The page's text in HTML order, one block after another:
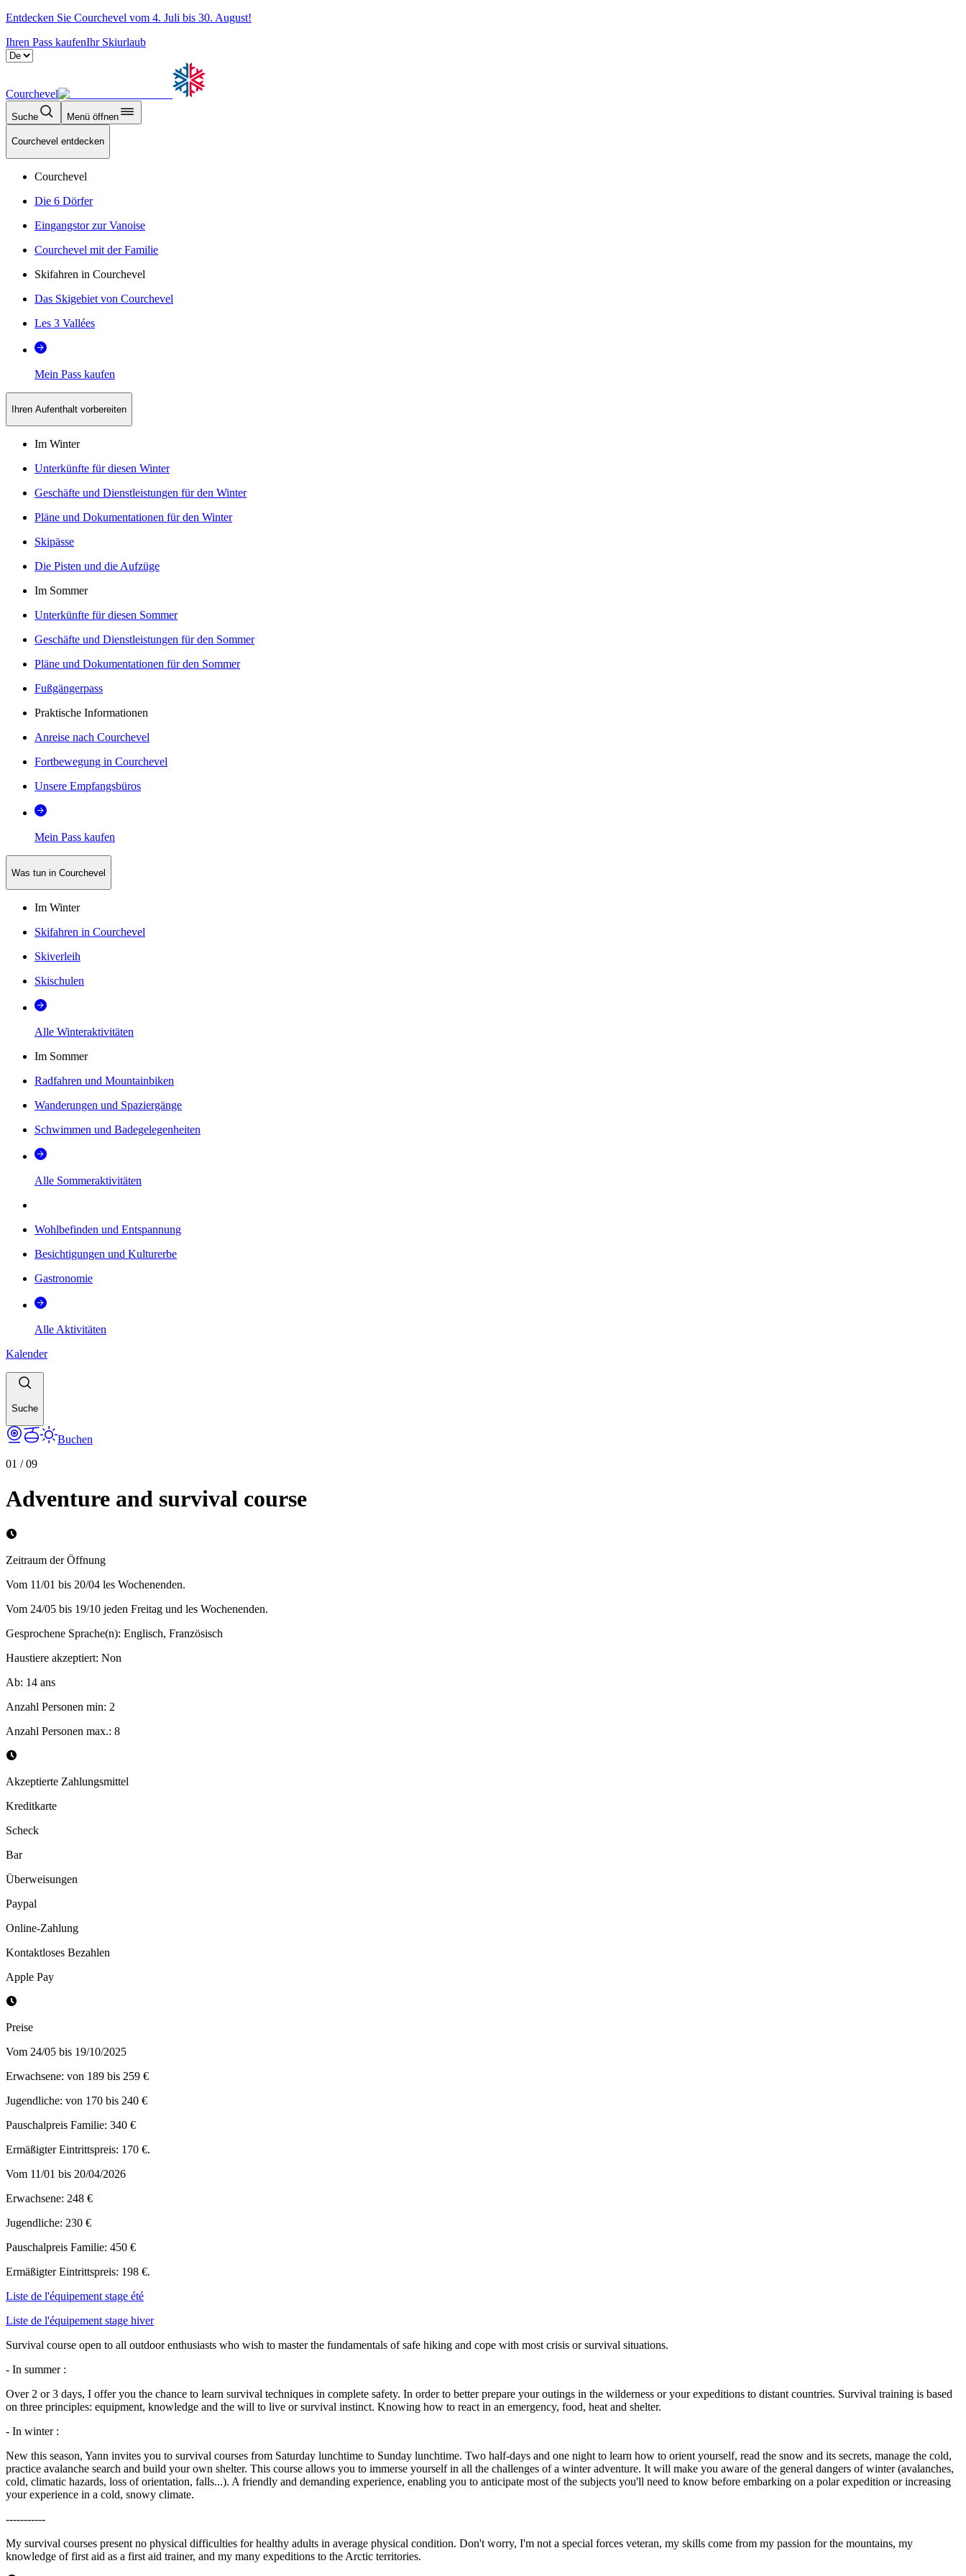
Entdecken Sie Courchevel vom 4. Juli bis 30. August!
Ihren Pass kaufenIhr Skiurlaub
Courchevel
Suche Menü öffnen
Courchevel entdecken
Courchevel
Die 6 Dörfer
Eingangstor zur Vanoise
Courchevel mit der Familie
Skifahren in Courchevel
Das Skigebiet von Courchevel
Les 3 Vallées
Mein Pass kaufen
Ihren Aufenthalt vorbereiten
Im Winter
Unterkünfte für diesen Winter
Geschäfte und Dienstleistungen für den Winter
Pläne und Dokumentationen für den Winter
Skipässe
Die Pisten und die Aufzüge
Im Sommer
Unterkünfte für diesen Sommer
Geschäfte und Dienstleistungen für den Sommer
Pläne und Dokumentationen für den Sommer
Fußgängerpass
Praktische Informationen
Anreise nach Courchevel
Fortbewegung in Courchevel
Unsere Empfangsbüros
Mein Pass kaufen
Was tun in Courchevel
Im Winter
Skifahren in Courchevel
Skiverleih
Skischulen
Alle Winteraktivitäten
Im Sommer
Radfahren und Mountainbiken
Wanderungen und Spaziergänge
Schwimmen und Badegelegenheiten
Alle Sommeraktivitäten
Wohlbefinden und Entspannung
Besichtigungen und Kulturerbe
Gastronomie
Alle Aktivitäten
Kalender
Suche
Buchen
01 /09
Adventure and survival course
Zeitraum der Öffnung
Vom 11/01 bis 20/04 les Wochenenden.
Vom 24/05 bis 19/10 jeden Freitag und les Wochenenden.
Gesprochene Sprache(n): Englisch, Französisch
Haustiere akzeptiert: Non
Ab: 14 ans
Anzahl Personen min: 2
Anzahl Personen max.: 8
Akzeptierte Zahlungsmittel
Kreditkarte
Scheck
Bar
Überweisungen
Paypal
Online-Zahlung
Kontaktloses Bezahlen
Apple Pay
Preise
Vom 24/05 bis 19/10/2025
Erwachsene: von 189 bis 259 €
Jugendliche: von 170 bis 240 €
Pauschalpreis Familie: 340 €
Ermäßigter Eintrittspreis: 170 €.
Vom 11/01 bis 20/04/2026
Erwachsene: 248 €
Jugendliche: 230 €
Pauschalpreis Familie: 450 €
Ermäßigter Eintrittspreis: 198 €.
Liste de l'équipement stage été
Liste de l'équipement stage hiver
Survival course open to all outdoor enthusiasts who wish to master the fundamentals of safe hiking and cope with most crisis or survival situations.
- In summer :
Over 2 or 3 days, I offer you the chance to learn survival techniques in complete safety. In order to better prepare your outings in the wilderness or your expeditions to distant countries. Survival training is based
on three principles: equipment, knowledge and the will to live or survival instinct. Knowing how to react in an emergency, food, heat and shelter.
- In winter :
New this season, Yann invites you to survival courses from Saturday lunchtime to Sunday lunchtime. Two half-days and one night to learn how to orient yourself, read the snow and its secrets, manage the cold,
practice avalanche search and build your own shelter. This course allows you to immerse yourself in all the challenges of a winter adventure. It will make you aware of the general dangers of winter (avalanches,
cold, climatic hazards, loss of orientation, falls...). A friendly and demanding experience, enabling you to anticipate most of the subjects you'll need to know before embarking on a polar expedition or increasing
your experience in a cold, snowy climate.
-----------
My survival courses present no physical difficulties for healthy adults in average physical condition. Don't worry, I'm not a special forces veteran, my skills come from my passion for the mountains, my
knowledge of first aid as a first aid trainer, and my many expeditions to the Arctic territories.